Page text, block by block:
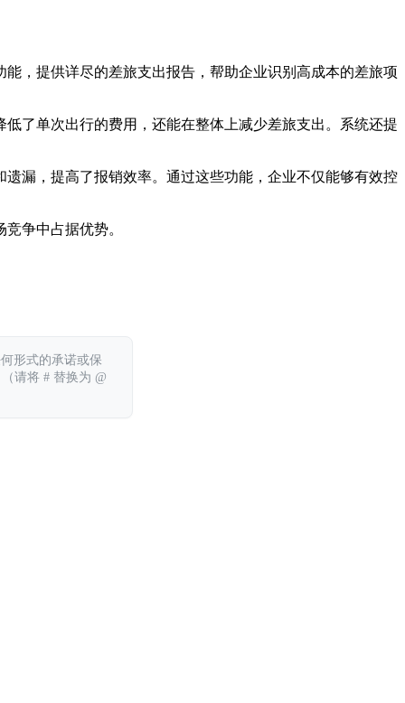
，提供详尽的差旅支出报告，帮助企业识别高成本的差旅项
了单次出行的费用，还能在整体上减少差旅支出。系统还提
漏，提高了报销效率。通过这些功能，企业不仅能够有效控
争中占据优势。
形式的承诺或保
请将 # 替换为 @